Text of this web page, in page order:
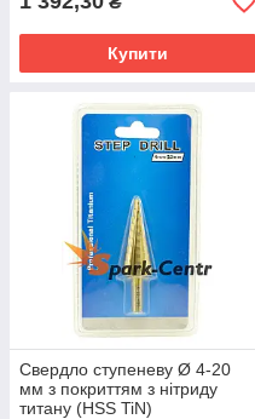
Купити
Свердло ступеневу Ø 4-20
мм з покриттям з нітриду
титану (HSS TiN)